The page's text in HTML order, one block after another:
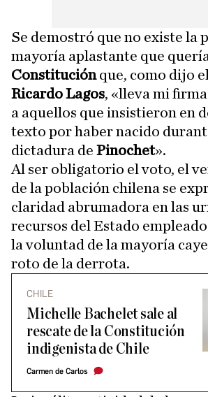
Se demostró que no existe la
mayoría aplastante que
Constituciónque, como dijo
Ricardo Lagos, «lleva mi
a aquellos que insistieron en
texto por haber nacido
dictadura de Pinochet».
Al ser obligatorio el voto, el
de la población chilena se
claridad abrumadora en las
recursos del Estado
la voluntad de la mayoría
roto de la derrota.
CHILE
Michelle Bachelet sale al
rescate de la Constitución
indigenista de Chile
Carmen de Carlos